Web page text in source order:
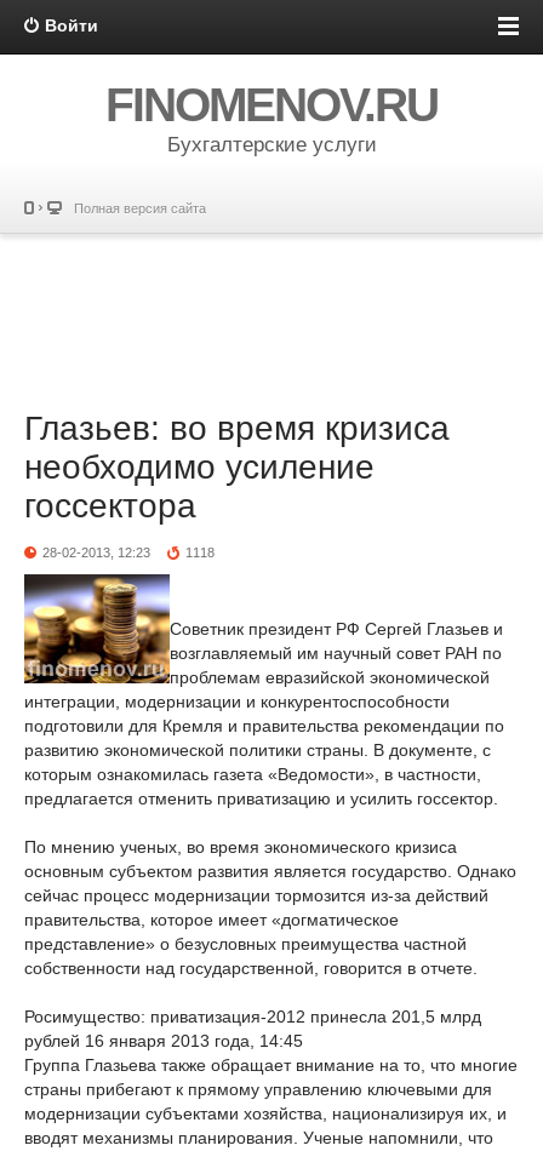
Войти
FINOMENOV.RU
Бухгалтерские услуги
Полная версия сайта
Глазьев: во время кризиса
необходимо усиление
госсектора
28-02-2013, 12:23 1118
Советник президент РФ Сергей Глазьев и
возглавляемый им научный совет РАН по
проблемам евразийской экономической
интеграции, модернизации и конкурентоспособности
подготовили для Кремля и правительства рекомендации по
развитию экономической политики страны. В документе, с
которым ознакомилась газета «Ведомости», в частности,
предлагается отменить приватизацию и усилить госсектор.
По мнению ученых, во время экономического кризиса
основным субъектом развития является государство. Однако
сейчас процесс модернизации тормозится из-за действий
правительства, которое имеет «догматическое
представление» о безусловных преимущества частной
собственности над государственной, говорится в отчете.
Росимущество: приватизация-2012 принесла 201,5 млрд
рублей 16 января 2013 года, 14:45
Группа Глазьева также обращает внимание на то, что многие
страны прибегают к прямому управлению ключевыми для
модернизации субъектами хозяйства, национализируя их, и
вводят механизмы планирования. Ученые напомнили, что